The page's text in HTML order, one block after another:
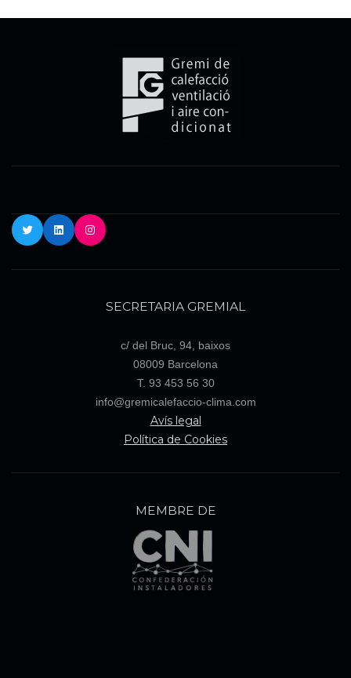
TwitterLinkedInInstagram
SECRETARIA GREMIAL
c/ del Bruc, 94, baixos
08009 Barcelona
T. 93 453 56 30
info@gremicalefaccio-clima.com
Avís legal
Política de Cookies
MEMBRE DE